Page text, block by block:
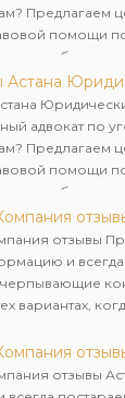
Предлагаем
помощи
Индивидуальный
Астана
адвокат по
Предлагаем
помощи
Индивидуальный
отзывы
и
вариантах,
отзывы